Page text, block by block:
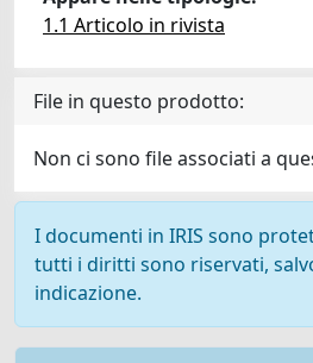
1.1 Articolo in rivista
File in questo prodotto:
Non ci sono file associati a
I documenti in IRIS sono
tutti i diritti sono riservati,
indicazione.